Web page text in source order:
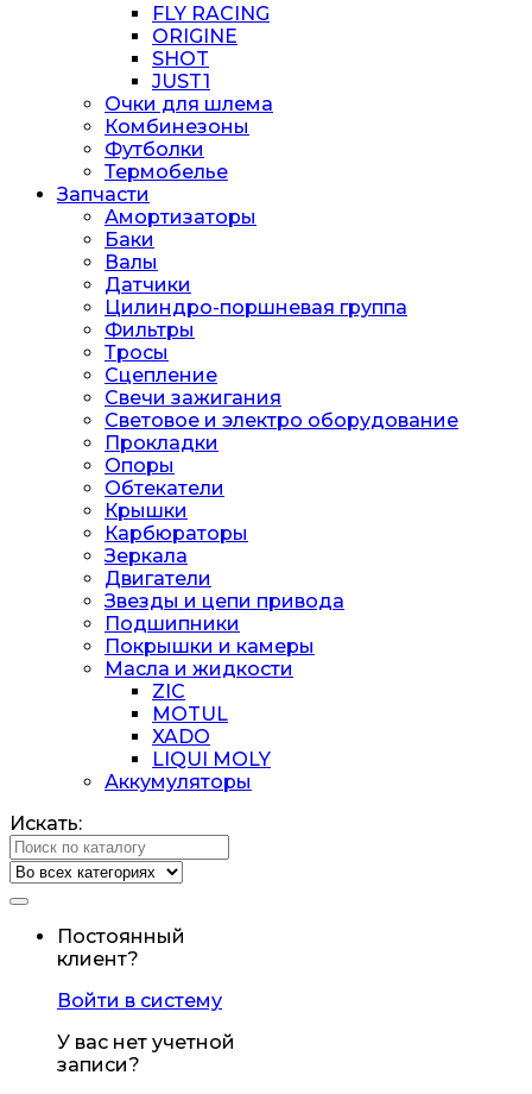
FLY RACING
ORIGINE
SHOT
JUST1
Очки для шлема
Комбинезоны
Футболки
Термобелье
Запчасти
Амортизаторы
Баки
Валы
Датчики
Цилиндро-поршневая группа
Фильтры
Тросы
Сцепление
Свечи зажигания
Световое и электро оборудование
Прокладки
Опоры
Обтекатели
Крышки
Карбюраторы
Зеркала
Двигатели
Звезды и цепи привода
Подшипники
Покрышки и камеры
Масла и жидкости
ZIC
MOTUL
XADO
LIQUI MOLY
Аккумуляторы
Искать:
Постоянный
клиент?
Войти в систему
У вас нет учетной
записи?